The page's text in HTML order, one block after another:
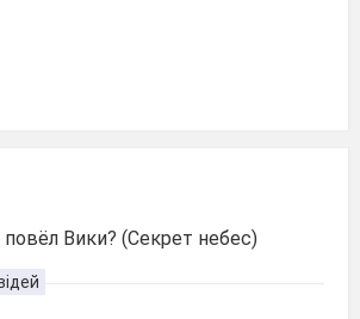
Вики? (Секрет небес)